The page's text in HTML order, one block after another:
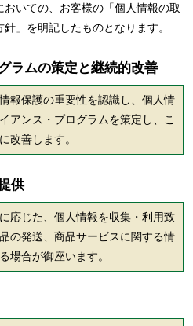
いての、お客様の「個人情報の取
」を明記したものとなります。
ラムの策定と継続的改善
報保護の重要性を認識し、個人情
アンス・プログラムを策定し、こ
改善します。
供
応じた、個人情報を収集・利用致
の発送、商品サービスに関する情
場合が御座います。